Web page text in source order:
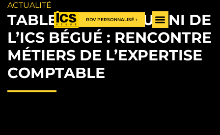
RDV PERSONNALISÉ →
ACTUALITÉ
TABLE RONDE ALUMNI DE
L’ICS BÉGUÉ : RENCONTRE
MÉTIERS DE L’EXPERTISE
COMPTABLE